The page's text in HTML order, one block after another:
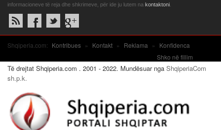
informacioneve të reja dhe shkrimeve, për ide ju lutem na kontaktoni
Shqiperia.com: Kontribues » Kontakt » Reklama »
Konfidenca
Shko në fillim
Të drejtat Shqiperia.com . 2001 - 2022. Mundësuar nga ShqiperiaCom
sh.p.k.